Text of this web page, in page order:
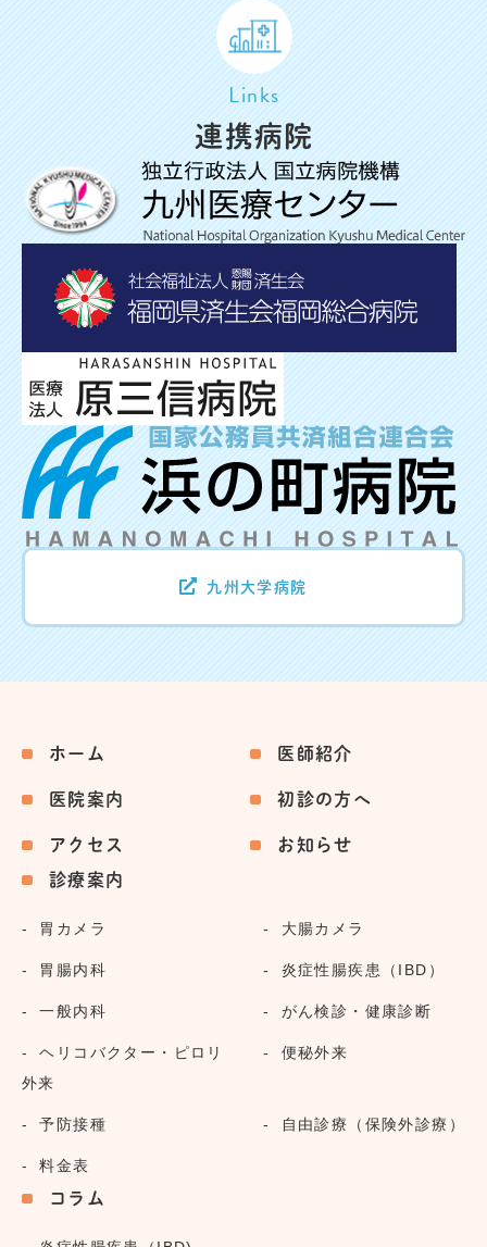
Links
連携病院
九州大学病院
ホーム 医師紹介
医院案内 初診の方へ
アクセス
お知らせ
診療案内
胃カメラ 大腸カメラ
胃腸内科 炎症性腸疾患（IBD）
一般内科 がん検診・健康診断
ヘリコバクター・ピロリ
外来
便秘外来
予防接種 自由診療（保険外診療）
料金表
コラム